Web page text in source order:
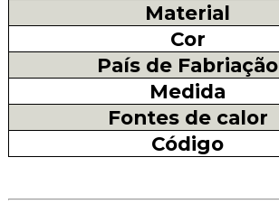
Material
Cor
País de Fabriação
Medida
Fontes de calor
Código